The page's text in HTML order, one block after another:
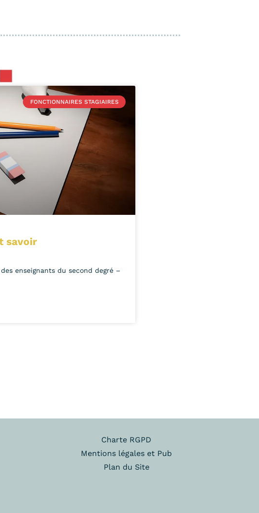
FONCTIONNAIRES STAGIAIRES
savoir
enseignants du second degré –
Charte RGPD
Mentions légales et Pub
Plan du Site